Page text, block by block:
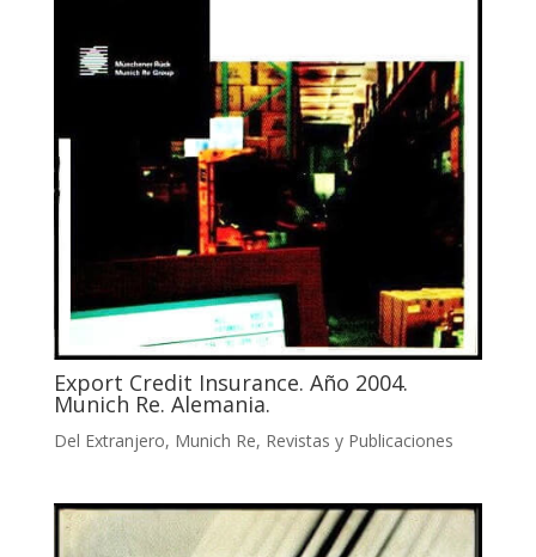
Export Credit Insurance. Año 2004.
Munich Re. Alemania.
Del Extranjero, Munich Re, Revistas y Publicaciones